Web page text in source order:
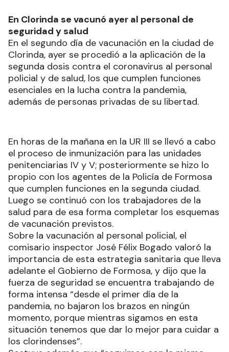
En Clorinda se vacunó ayer al personal de
seguridad y salud
En el segundo día de vacunación en la ciudad de
Clorinda, ayer se procedió a la aplicación de la
segunda dosis contra el coronavirus al personal
policial y de salud, los que cumplen funciones
esenciales en la lucha contra la pandemia,
además de personas privadas de su libertad.
En horas de la mañana en la UR III se llevó a cabo
el proceso de inmunización para las unidades
penitenciarias IV y V; posteriormente se hizo lo
propio con los agentes de la Policía de Formosa
que cumplen funciones en la segunda ciudad.
Luego se continuó con los trabajadores de la
salud para de esa forma completar los esquemas
de vacunación previstos.
Sobre la vacunación al personal policial, el
comisario inspector José Félix Bogado valoró la
importancia de esta estrategia sanitaria que lleva
adelante el Gobierno de Formosa, y dijo que la
fuerza de seguridad se encuentra trabajando de
forma intensa “desde el primer día de la
pandemia, no bajaron los brazos en ningún
momento, porque mientras sigamos en esta
situación tenemos que dar lo mejor para cuidar a
los clorindenses”.